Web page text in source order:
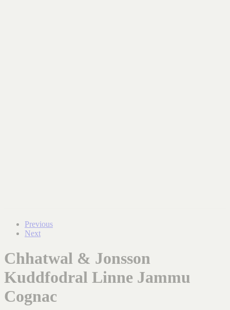
Previous
Next
Chhatwal & Jonsson
Kuddfodral Linne Jammu
Cognac